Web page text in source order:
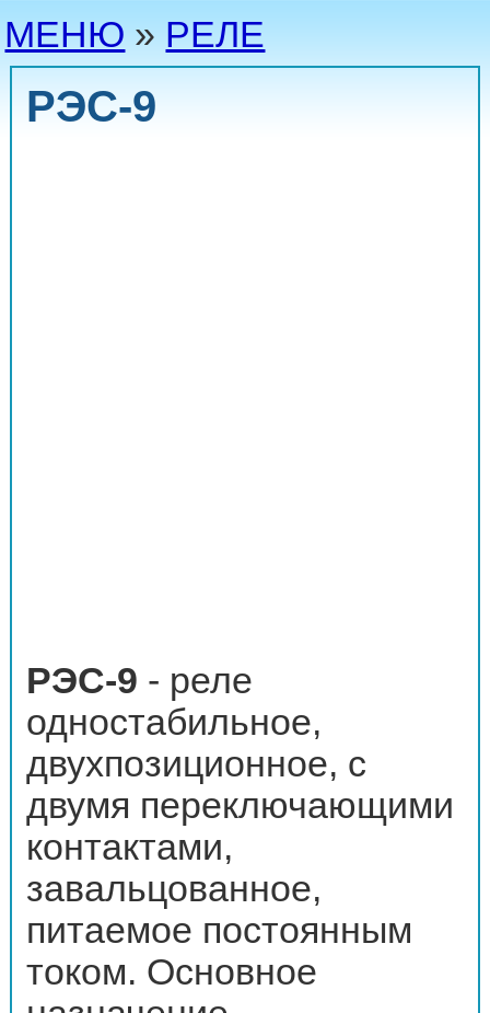
МЕНЮ » РЕЛЕ
РЭС-9
РЭС-9 - реле
одностабильное,
двухпозиционное, с
двумя переключающими
контактами,
завальцованное,
питаемое постоянным
током. Основное